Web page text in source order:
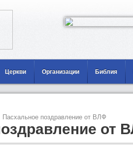
Церкви Организации Библия
Пасхальное поздравление от ВЛФ
от